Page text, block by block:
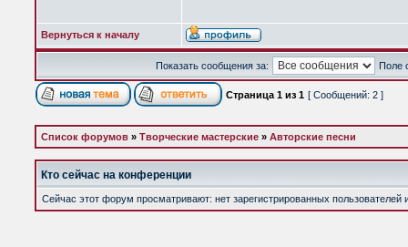
Вернуться к началу
Показать сообщения за: Поле
Страница 1 из 1 [ Сообщений: 2 ]
Список форумов » Творческие мастерские » Авторские песни
Кто сейчас на конференции
Сейчас этот форум просматривают: нет зарегистрированных пользователей